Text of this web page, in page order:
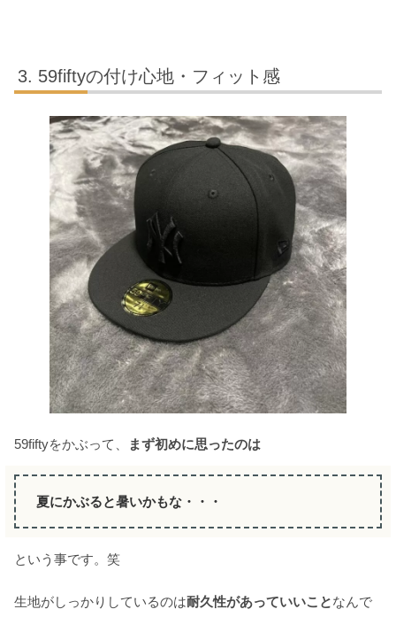
59fiftyの付け心地・フィット感
59fiftyをかぶって、 まず初めに思ったのは
夏にかぶると暑いかもな・・・
という事です。笑
生地がしっかりしているのは耐久性があっていいことなんで